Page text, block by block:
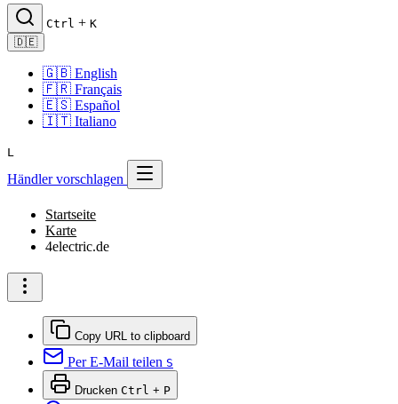
Ctrl + K
🇩🇪
🇬🇧 English
🇫🇷 Français
🇪🇸 Español
🇮🇹 Italiano
L
Händler vorschlagen
Startseite
Karte
4electric.de
Copy URL to clipboard
Per E-Mail teilen S
Drucken Ctrl + P